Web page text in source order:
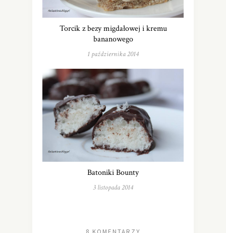
Torcik z bezy migdałowej i kremu
bananowego
1 października 2014
Batoniki Bounty
3 listopada 2014